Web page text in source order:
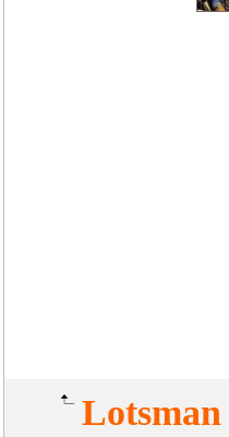
Lotsman